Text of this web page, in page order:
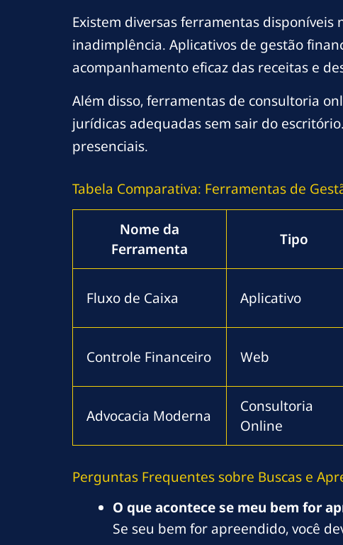
Existem diversas ferramentas
inadimplência. Aplicativos de gestão
acompanhamento eficaz das receitas e
Além disso, ferramentas de consultoria
jurídicas adequadas sem sair do
presenciais.
Tabela Comparativa: Ferramentas de
Nome da
Ferramenta
Tipo
Fluxo de Caixa Aplicativo
Controle Financeiro Web
Advocacia Moderna
Consultoria
Online
Perguntas Frequentes sobre Buscas e
O que acontece se meu bem for
Se seu bem for apreendido, você